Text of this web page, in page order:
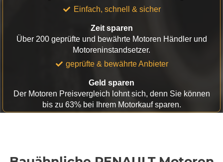
Einfach, schnell & sicher
Zeit sparen
Über 200 geprüfte und bewährte Motoren Händler und
Motoreninstandsetzer.
geprüfte & bewährte Anbieter
Geld sparen
Der Motoren Preisvergleich lohnt sich, denn Sie können
bis zu 63% bei Ihrem Motorkauf sparen.